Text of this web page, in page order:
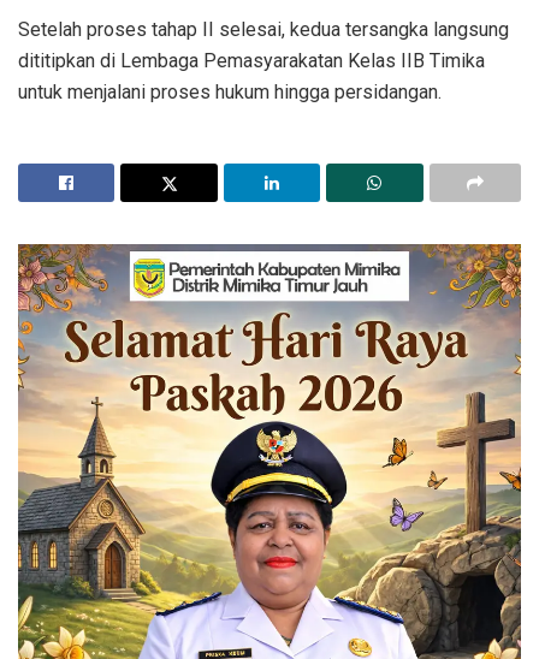
Setelah proses tahap II selesai, kedua tersangka langsung
dititipkan di Lembaga Pemasyarakatan Kelas IIB Timika
untuk menjalani proses hukum hingga persidangan.